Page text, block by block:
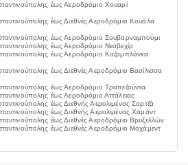
έως Αεροδρόμιο Χουαρί
έως Διεθνές Αεροδρόμιο Κουάλα
έως Αεροδρόμιο Σουβαρναμπούμι
έως Αεροδρόμιο Νεσβεχίρ
έως Αεροδρόμιο Καζαμπλάνκα
έως Διεθνές Αεροδρόμιο Βασίλισσα
έως Αεροδρόμιο Τραπεζούντα
έως Αεροδρόμιο Αττάλειας
έως Διεθνής Αερολιμένας Σαρτζά
έως Διεθνής Αερολιμένας Χαμάντ
έως Διεθνές Αεροδρόμιο Βρυξελλών
έως Διεθνές Αεροδρόμιο Μοχάμεντ